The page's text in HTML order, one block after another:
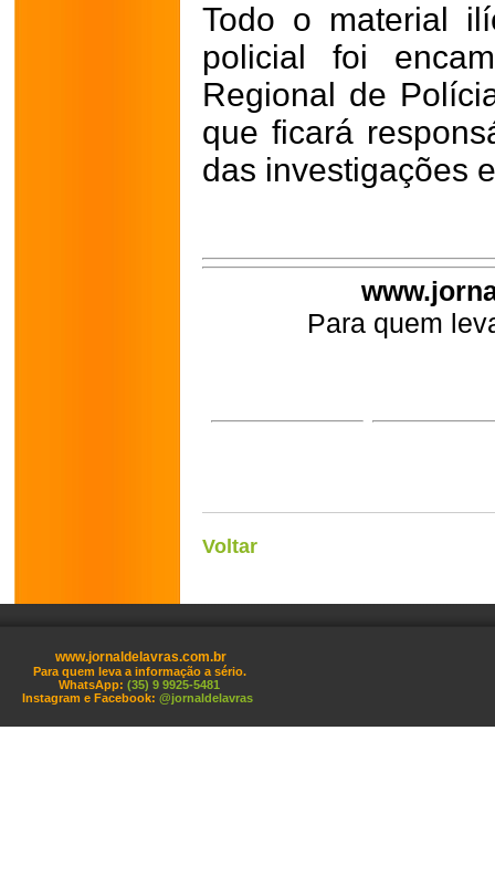
Todo o material
policial foi
Regional de
que ficará
das investigações
Para quem
Voltar
www.jornaldelavras.com.br
Para quem leva a informação a sério.
WhatsApp: (35) 9 9925-5481
Instagram e Facebook: @jornaldelavras